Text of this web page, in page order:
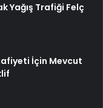
Yağış Trafiği Felç
İçin Mevcut